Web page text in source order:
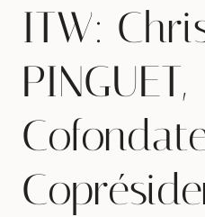
ITW:
PINGUET,